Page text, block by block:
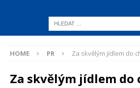
HOME PR Za skvělým jídlem do
Za skvělým jídlem do